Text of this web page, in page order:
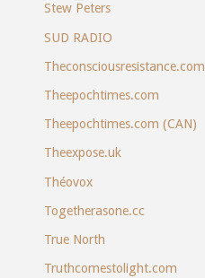
Stew Peters
SUD RADIO
Theconsciousresistance.com
Theepochtimes.com
Theepochtimes.com (CAN)
Theexpose.uk
Théovox
Togetherasone.cc
True North
Truthcomestolight.com